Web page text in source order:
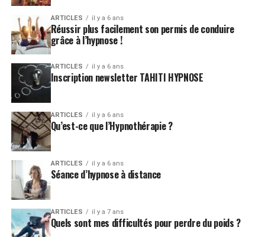
ARTICLES il y a 6 ans
Réussir plus facilement son permis de conduire
grâce à l’hypnose !
ARTICLES il y a 6 ans
Inscription newsletter TAHITI HYPNOSE
ARTICLES il y a 6 ans
Qu’est-ce que l’Hypnothérapie ?
ARTICLES il y a 6 ans
Séance d’hypnose à distance
ARTICLES il y a 7 ans
Quels sont mes difficultés pour perdre du poids ?